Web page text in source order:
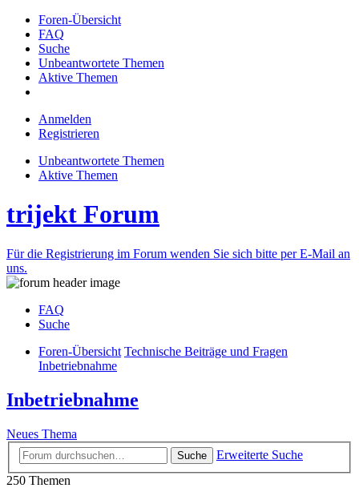
Foren-Übersicht
FAQ
Suche
Unbeantwortete Themen
Aktive Themen
Anmelden
Registrieren
Unbeantwortete Themen
Aktive Themen
trijekt Forum
Für die Registrierung im Forum wenden Sie sich bitte per E-Mail an
uns.
FAQ
Suche
Foren-Übersicht Technische Beiträge und Fragen
Inbetriebnahme
Inbetriebnahme
Neues Thema
Suche
Erweiterte Suche
250 Themen